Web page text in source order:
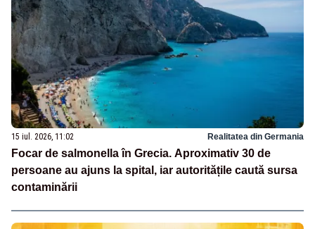
15 iul. 2026, 11:02 Realitatea din Germania
Focar de salmonella în Grecia. Aproximativ 30 de
persoane au ajuns la spital, iar autoritățile caută sursa
contaminării